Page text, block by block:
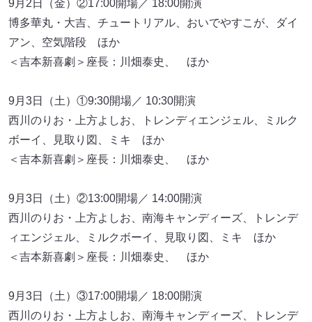
9月2日（金）②17:00開場／ 18:00開演
博多華丸・大吉、チュートリアル、おいでやすこが、ダイ
アン、空気階段 ほか
＜吉本新喜劇＞座長：川畑泰史、 ほか
9月3日（土）①9:30開場／ 10:30開演
西川のりお・上方よしお、トレンディエンジェル、ミルク
ボーイ、見取り図、ミキ ほか
＜吉本新喜劇＞座長：川畑泰史、 ほか
9月3日（土）②13:00開場／ 14:00開演
西川のりお・上方よしお、南海キャンディーズ、トレンデ
ィエンジェル、ミルクボーイ、見取り図、ミキ ほか
＜吉本新喜劇＞座長：川畑泰史、 ほか
9月3日（土）③17:00開場／ 18:00開演
西川のりお・上方よしお、南海キャンディーズ、トレンデ